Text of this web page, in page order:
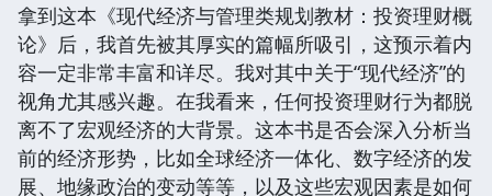
拿到这本《现代经济与管理类规划教材：投资理财概
论》后，我首先被其厚实的篇幅所吸引，这预示着内
容一定非常丰富和详尽。我对其中关于“现代经济”的
视角尤其感兴趣。在我看来，任何投资理财行为都脱
离不了宏观经济的大背景。这本书是否会深入分析当
前的经济形势，比如全球经济一体化、数字经济的发
展、地缘政治的变动等等，以及这些宏观因素是如何